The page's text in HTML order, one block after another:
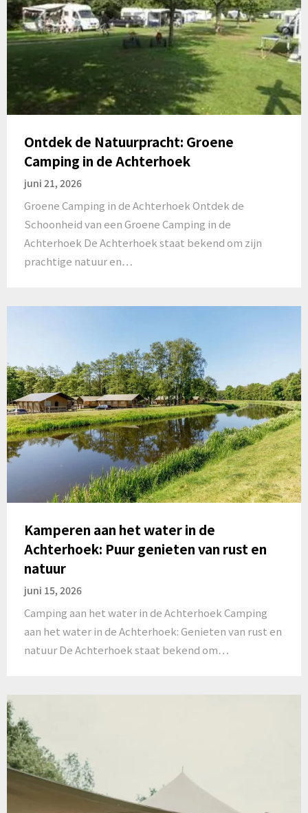
Ontdek de Natuurpracht: Groene
Camping in de Achterhoek
juni 21, 2026
Groene Camping in de Achterhoek Ontdek de
Schoonheid van een Groene Camping in de
Achterhoek De Achterhoek staat bekend om zijn
prachtige natuur en…
Kamperen aan het water in de
Achterhoek: Puur genieten van rust en
natuur
juni 15, 2026
Camping aan het water in de Achterhoek Camping
aan het water in de Achterhoek: Genieten van rust en
natuur De Achterhoek staat bekend om…